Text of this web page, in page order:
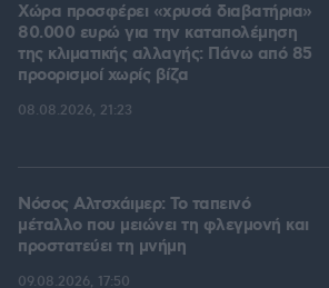
Χώρα προσφέρει «χρυσά διαβατήρια»
80.000 ευρώ για την καταπολέμηση
της κλιματικής αλλαγής: Πάνω από 85
προορισμοί χωρίς βίζα
08.08.2026, 21:23
Νόσος Αλτσχάιμερ: Το ταπεινό
μέταλλο που μειώνει τη φλεγμονή και
προστατεύει τη μνήμη
09.08.2026, 17:50